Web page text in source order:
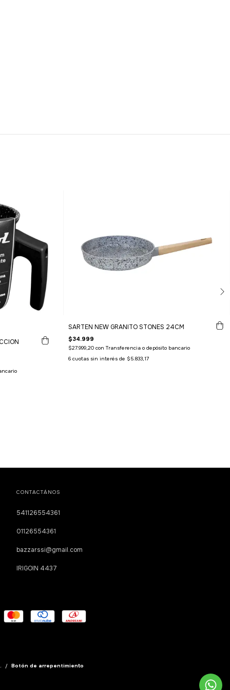
SARTEN NEW GRANITO STONES 24CM
$34.999
$27.999,20con Transferencia o depósito bancario
6 cuotas sin interés de $5.833,17
CONTACTÁNOS
541126554361
01126554361
bazzarssi@gmail.com
IRIGOIN 4437
/ Botón de arrepentimiento